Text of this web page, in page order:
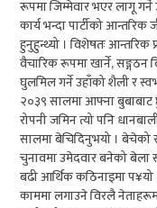
रूपमा जिम्मेवार भएर लागू गर्ने
कार्य भन्दा पार्टीको
हुनुहुन्थ्यो । विशेषतः आन्तरिक
वैचारिक रूपमा खार्ने, सङ्गठन
घुलमिल गर्ने उहाँको शैली र
२०३९ सालमा आफ्ना बुबाबाट
रोपनी जमिन त्यो पनि
सालमा बेचिदिनुभयो । बेचेको
चुनावमा उमेदवार बनेको बेला
बढी आर्थिक कठिनाइमा प¥यो
काममा लगाउने विरलै नेताहरूमा